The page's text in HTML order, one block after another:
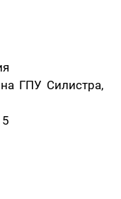
ГПУ Силистра,